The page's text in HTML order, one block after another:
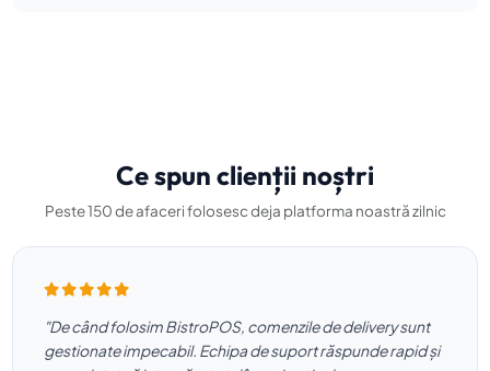
Ce spun clienții noștri
Peste 150 de afaceri folosesc deja platforma noastră zilnic
"De când folosim BistroPOS, comenzile de delivery sunt
gestionate impecabil. Echipa de suport răspunde rapid și